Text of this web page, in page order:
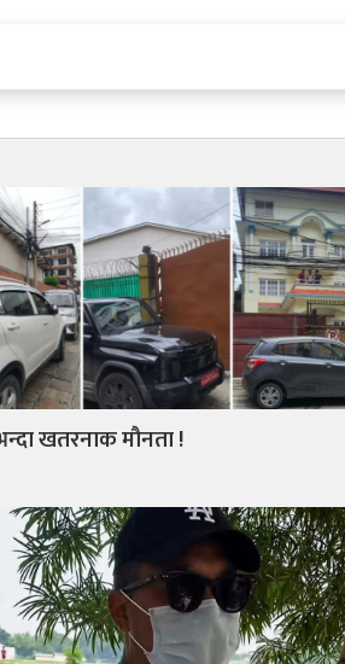
खतरनाक मौनता !